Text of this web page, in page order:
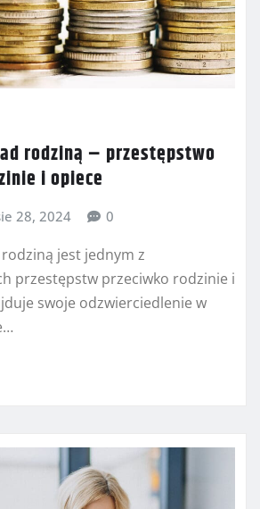
rodziną – przestępstwo
i opiece
28, 2024 0
jest jednym z
przestępstw przeciwko rodzinie i
swoje odzwierciedlenie w